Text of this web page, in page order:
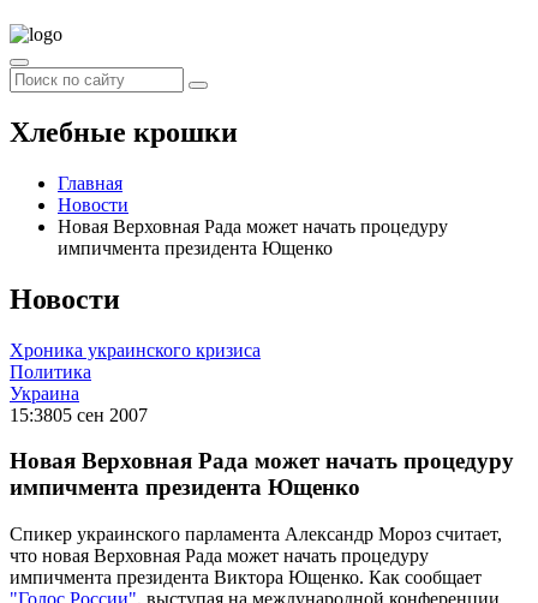
Хлебные крошки
Главная
Новости
Новая Верховная Рада может начать процедуру
импичмента президента Ющенко
Новости
Хроника украинского кризиса
Политика
Украина
15:3805 сен 2007
Новая Верховная Рада может начать процедуру
импичмента президента Ющенко
Спикер украинского парламента Александр Мороз считает,
что новая Верховная Рада может начать процедуру
импичмента президента Виктора Ющенко. Как сообщает
"Голос России", выступая на международной конференции